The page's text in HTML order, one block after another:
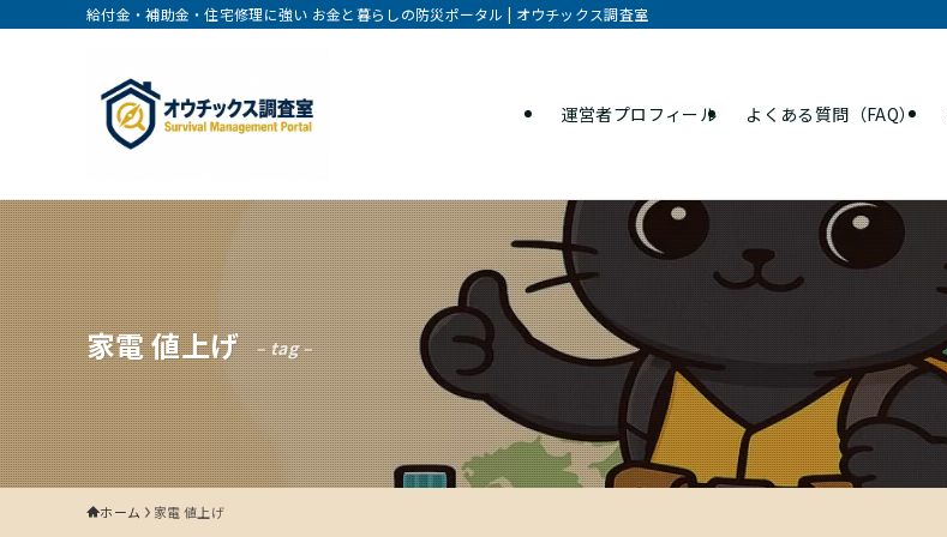
給付金・補助金・住宅修理に強い お金と暮らしの防災ポータル | オウチックス調査室
運営者プロフィール よくある質問（FAQ）
家電 値上げ – tag –
ホーム 家電 値上げ